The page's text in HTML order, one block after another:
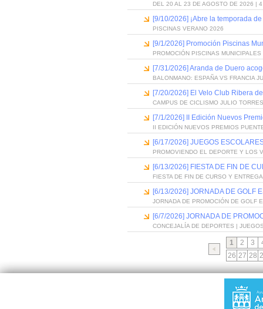
DEL 20 AL 23 DE AGOSTO DE 2026 | 4
[9/10/2026] ¡Abre la temporada
PISCINAS VERANO 2026
[9/1/2026] Promoción Piscinas
PROMOCIÓN PISCINAS
[7/31/2026] Aranda de Duero
BALONMANO: ESPAÑA VS FRANCIA
[7/20/2026] El Velo Club Ribera
CAMPUS DE CICLISMO JULIO
[7/1/2026] II Edición Nuevos
II EDICIÓN NUEVOS PREMIOS
[6/17/2026] JUEGOS
PROMOVIENDO EL DEPORTE Y LOS
[6/13/2026] FIESTA DE FIN DE
FIESTA DE FIN DE CURSO Y
[6/13/2026] JORNADA DE GOLF
JORNADA DE PROMOCIÓN DE GOLF
[6/7/2026] JORNADA DE
CONCEJALÍA DE DEPORTES |
1 2 3
26 27 28